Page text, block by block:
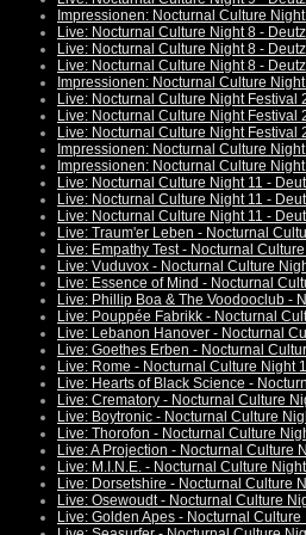
Impressionen: Nocturnal Culture
Live: Nocturnal Culture Night 8 -
Live: Nocturnal Culture Night 8 -
Live: Nocturnal Culture Night 8 -
Impressionen: Nocturnal Culture
Live: Nocturnal Culture Night Festival
Live: Nocturnal Culture Night Festival
Live: Nocturnal Culture Night Festival
Impressionen: Nocturnal Culture
Impressionen: Nocturnal Culture
Live: Nocturnal Culture Night 11 -
Live: Nocturnal Culture Night 11 -
Live: Nocturnal Culture Night 11 -
Live: Traum'er Leben - Nocturnal
Live: Empathy Test - Nocturnal
Live: Vuduvox - Nocturnal Culture
Live: Essence of Mind - Nocturnal
Live: Phillip Boa & The Voodooclub -
Live: Pouppée Fabrikk - Nocturnal
Live: Lebanon Hanover - Nocturnal
Live: Goethes Erben - Nocturnal
Live: Rome - Nocturnal Culture Night
Live: Hearts of Black Science -
Live: Crematory - Nocturnal Culture
Live: Boytronic - Nocturnal Culture
Live: Thorofon - Nocturnal Culture
Live: A Projection - Nocturnal Culture
Live: M.I.N.E. - Nocturnal Culture
Live: Dorsetshire - Nocturnal Culture
Live: Osewoudt - Nocturnal Culture
Live: Golden Apes - Nocturnal